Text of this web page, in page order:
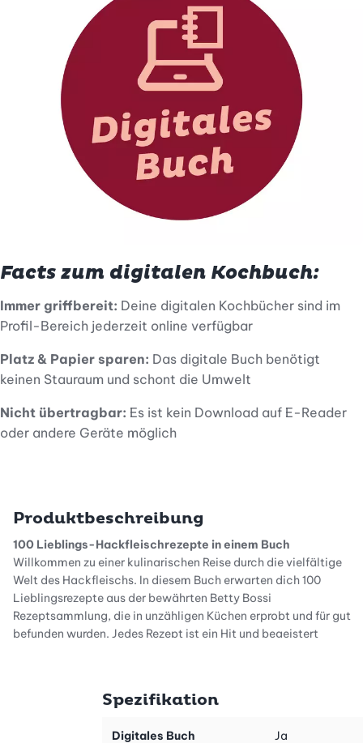
Facts zum digitalen Kochbuch:
Immer griffbereit: Deine digitalen Kochbücher sind im
Profil-Bereich jederzeit online verfügbar
Platz & Papier sparen: Das digitale Buch benötigt
keinen Stauraum und schont die Umwelt
Nicht übertragbar: Es ist kein Download auf E-Reader
oder andere Geräte möglich
Produktbeschreibung
100 Lieblings-Hackfleischrezepte in einem Buch
Willkommen zu einer kulinarischen Reise durch die vielfältige
Welt des Hackfleischs. In diesem Buch erwarten dich 100
Lieblingsrezepte aus der bewährten Betty Bossi
Rezeptsammlung, die in unzähligen Küchen erprobt und für gut
befunden wurden. Jedes Rezept ist ein Hit und begeistert
Unsere Rezepte sind besonders einfach in der Zubereitung und
Spezifikation
Digitales Buch Ja